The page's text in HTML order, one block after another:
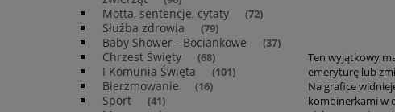
Motta, sentencje, cytaty (72)
Służba zdrowia (79)
Baby Shower - Bociankowe (37)
Chrzest Święty (68)
I Komunia Święta (101)
Bierzmowanie (16)
Sport (41)
Ten wyjątkowy
emeryturę lub
Na grafice
kombinerkami w